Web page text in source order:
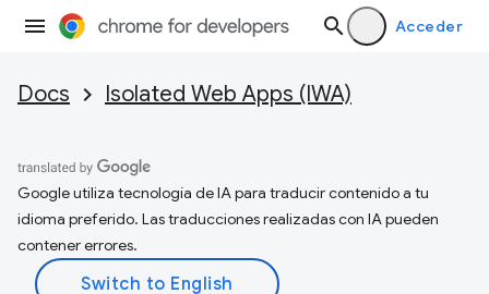
Acceder
Docs Isolated Web Apps (IWA)
Google utiliza tecnología de IA para traducir contenido a tu
idioma preferido. Las traducciones realizadas con IA pueden
contener errores.